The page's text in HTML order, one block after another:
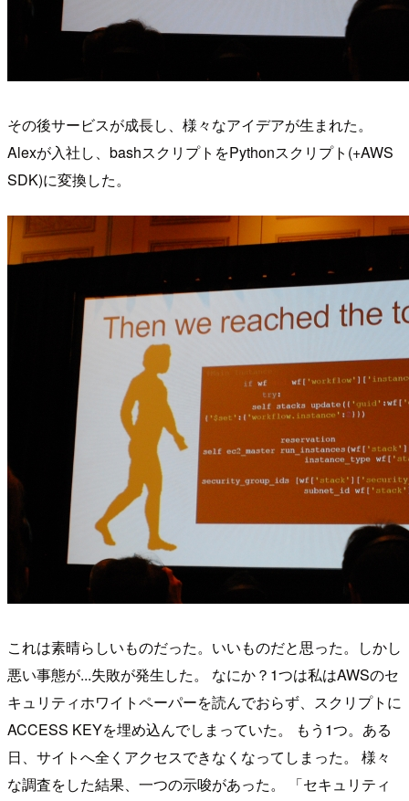
その後サービスが成長し、様々なアイデアが生まれた。
Alexが入社し、bashスクリプトをPythonスクリプト(+AWS
SDK)に変換した。
これは素晴らしいものだった。いいものだと思った。しかし
悪い事態が...失敗が発生した。 なにか？1つは私はAWSのセ
キュリティホワイトペーパーを読んでおらず、スクリプトに
ACCESS KEYを埋め込んでしまっていた。 もう1つ。ある
日、サイトへ全くアクセスできなくなってしまった。 様々
な調査をした結果、一つの示唆があった。 「セキュリティ